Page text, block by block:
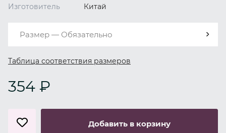
Изготовитель
Китай
Размер — Обязательно
Таблица соответствия размеров
354 ₽
Добавить в корзину